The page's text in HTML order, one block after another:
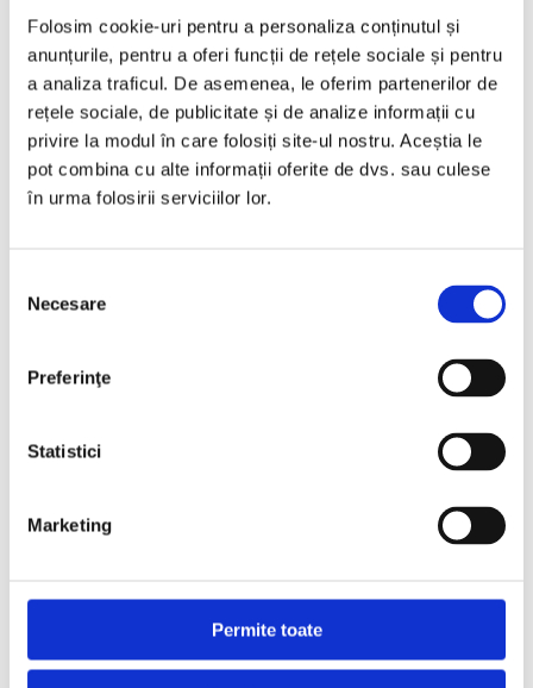
Folosim cookie-uri pentru a personaliza conținutul și
anunțurile, pentru a oferi funcții de rețele sociale și pentru
a analiza traficul. De asemenea, le oferim partenerilor de
rețele sociale, de publicitate și de analize informații cu
privire la modul în care folosiți site-ul nostru. Aceștia le
pot combina cu alte informații oferite de dvs. sau culese
în urma folosirii serviciilor lor.
consimțământului
Necesare
Preferinţe
Statistici
Marketing
Permite toate
Bagajul – transport persoane către